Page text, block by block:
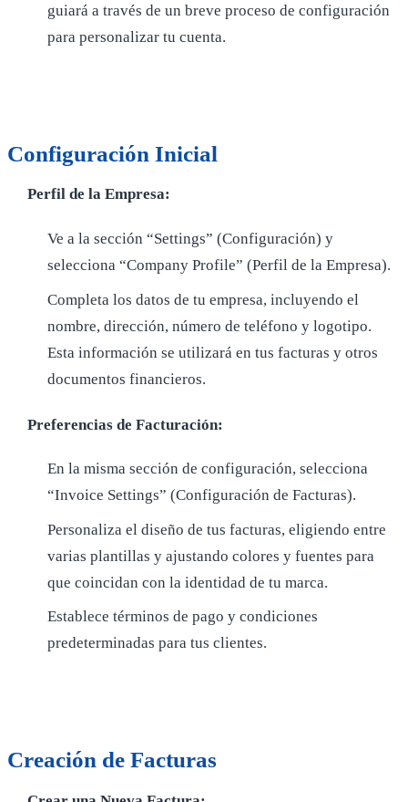
guiará a través de un breve proceso de configuración
para personalizar tu cuenta.
Configuración Inicial
Perfil de la Empresa:
Ve a la sección “Settings” (Configuración) y
selecciona “Company Profile” (Perfil de la Empresa).
Completa los datos de tu empresa, incluyendo el
nombre, dirección, número de teléfono y logotipo.
Esta información se utilizará en tus facturas y otros
documentos financieros.
Preferencias de Facturación:
En la misma sección de configuración, selecciona
“Invoice Settings” (Configuración de Facturas).
Personaliza el diseño de tus facturas, eligiendo entre
varias plantillas y ajustando colores y fuentes para
que coincidan con la identidad de tu marca.
Establece términos de pago y condiciones
predeterminadas para tus clientes.
Creación de Facturas